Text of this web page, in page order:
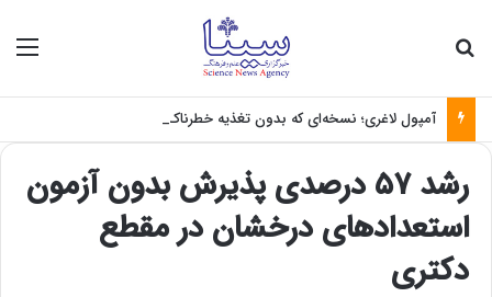
آمپول لاغری؛ نسخه‌ای که بدون تغذیه خطرناک می‌شود
رشد ۵۷ درصدی پذیرش بدون آزمون
استعداد‌های درخشان در مقطع
دکتری